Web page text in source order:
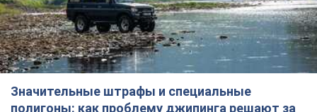
Значительные штрафы и специальные
полигоны: как проблему джипинга решают за